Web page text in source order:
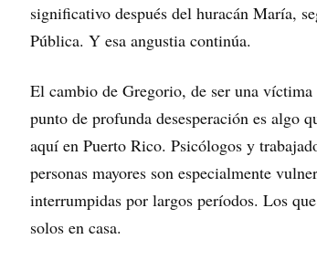
significativo después del huracán María,
Pública. Y esa angustia continúa.
El cambio de Gregorio, de ser una
punto de profunda desesperación es algo
aquí en Puerto Rico. Psicólogos y
personas mayores son especialmente
interrumpidas por largos períodos. Los
solos en casa.